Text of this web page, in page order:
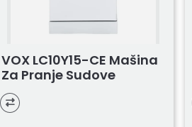
VOX LC10Y15-CE Mašina
Za Pranje Sudove